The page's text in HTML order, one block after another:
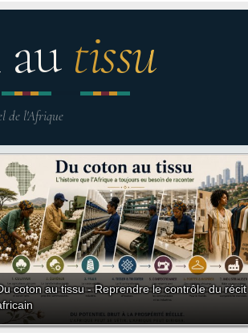
tissu
de l'Afrique
coton au tissu - Reprendre le contrôle du récit